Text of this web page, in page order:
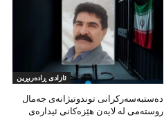
ئازادی ڕادەربڕین
دەستبەسەرکرانی توندوتیژانەی جەمال
روستەمی لە لایەن هێزەکانی ئیدارەی